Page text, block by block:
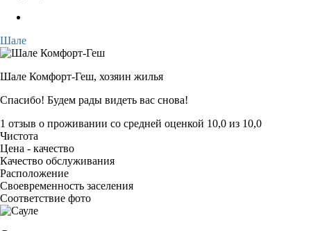
Шале
Шале Комфорт-Геш, хозяин жилья
Спасибо! Будем рады видеть вас снова!
1 отзыв о проживании со средней оценкой 10,0 из 10,0
Чистота
Цена - качество
Качество обслуживания
Расположение
Своевременность заселения
Соответствие фото